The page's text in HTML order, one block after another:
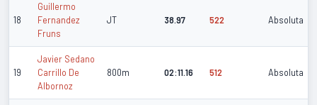
18
Guillermo
Fernandez
Fruns
JT 38.97 522 Absoluta
19
Javier Sedano
Carrillo De
Albornoz
800m 02:11.16 512 Absoluta